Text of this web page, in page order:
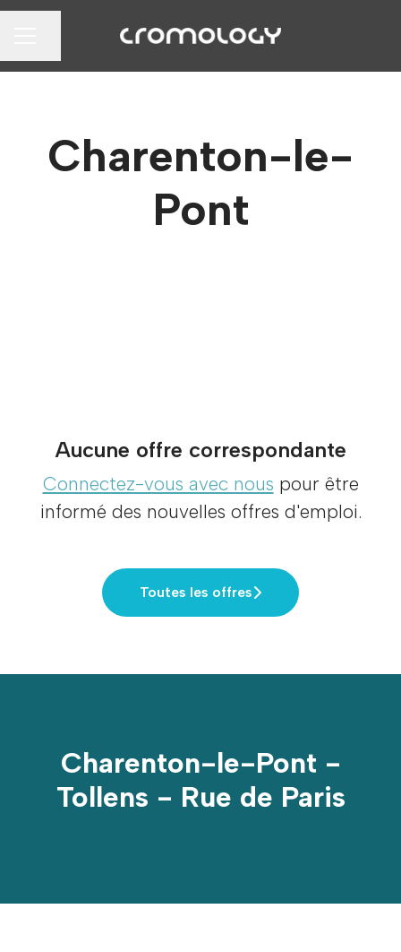
Partager la page
Charenton-le-
Pont
Aucune offre correspondante
Connectez-vous avec nous pour être
informé des nouvelles offres d'emploi.
Toutes les offres
Charenton-le-Pont -
Tollens - Rue de Paris